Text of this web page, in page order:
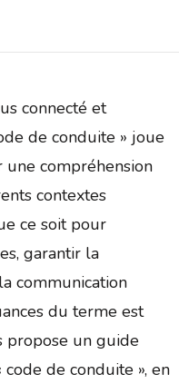
connecté et
de conduite » joue
compréhension
contextes
ce soit pour
garantir la
communication
du terme est
propose un guide
de conduite », en